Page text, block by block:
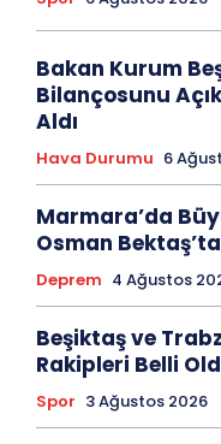
Bakan Kurum
Bilançosunu
Aldı
Hava Durumu 6
Marmara’da
Osman
Deprem 4 Ağustos
Beşiktaş ve
Rakipleri Belli
Spor 3 Ağustos 2026